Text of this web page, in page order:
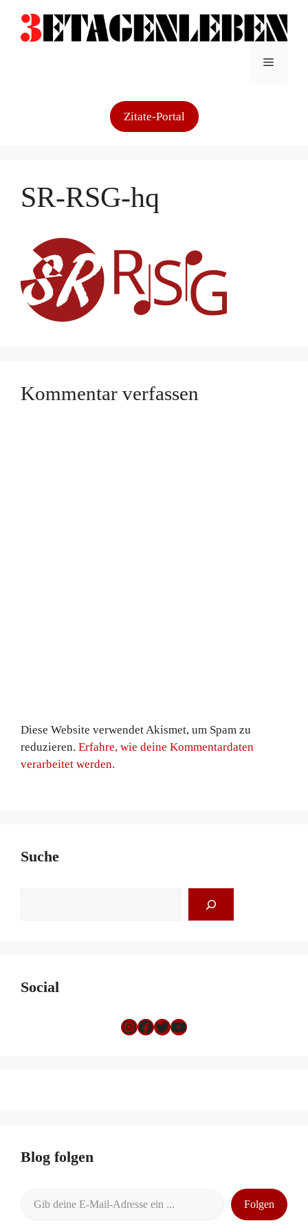
Inhalt
springen
Menü
Zitate-Portal
SR-RSG-hq
Kommentar verfassen
Diese Website verwendet Akismet, um Spam zu
reduzieren. Erfahre, wie deine Kommentardaten
verarbeitet werden.
Suche
Social
Instagram
Facebook
Twitter
YouTube
Blog folgen
Folgen